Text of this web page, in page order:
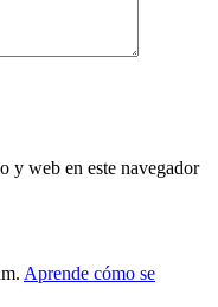
y web en este navegador
Aprende cómo se